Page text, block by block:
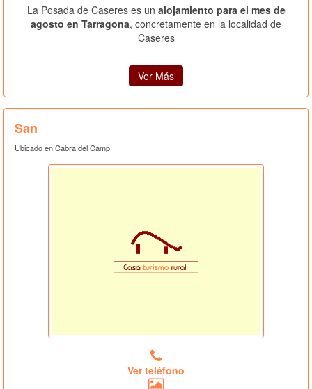
La Posada de Caseres es un alojamiento para el mes de
agosto en Tarragona, concretamente en la localidad de
Caseres
Ver Más
San
Ubicado en Cabra del Camp
Ver teléfono